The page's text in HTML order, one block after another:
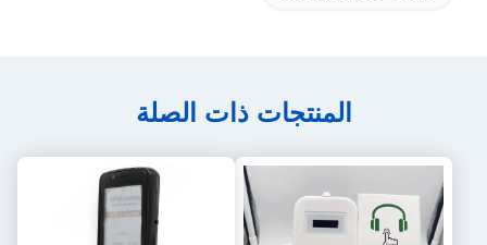
المنتجات ذات الصلة